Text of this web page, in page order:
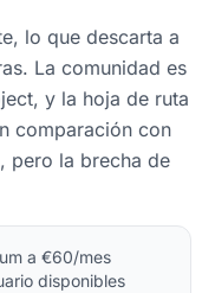
lo que descarta a
La comunidad es
y la hoja de ruta
comparación con
pero la brecha de
a €60/mes
disponibles